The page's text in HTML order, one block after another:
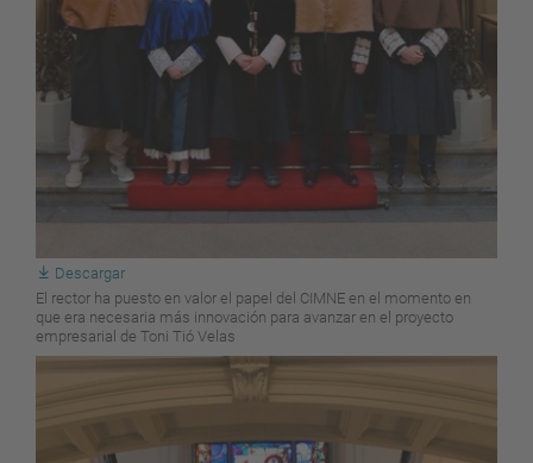
Descargar
El rector ha puesto en valor el papel del CIMNE en el momento en
que era necesaria más innovación para avanzar en el proyecto
empresarial de Toni Tió Velas